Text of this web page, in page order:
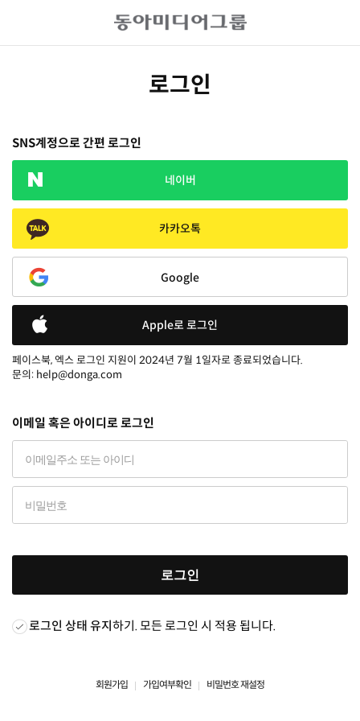
로그인
SNS계정으로 간편 로그인
네이버
카카오톡
Google
Apple로 로그인
페이스북, 엑스 로그인 지원이 2024년 7월 1일자로 종료되었습니다.
문의: help@donga.com
이메일 혹은 아이디로 로그인
로그인
로그인 상태 유지하기. 모든 로그인 시 적용 됩니다.
회원가입 가입여부확인 비밀번호 재설정